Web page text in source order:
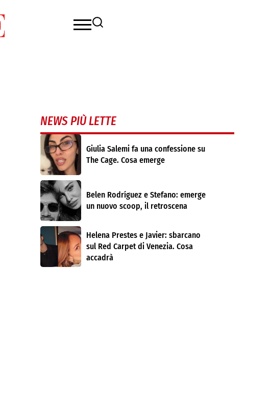
NEWS PIÙ LETTE
Giulia Salemi fa una confessione su
The Cage. Cosa emerge
Belen Rodríguez e Stefano: emerge
un nuovo scoop, il retroscena
Helena Prestes e Javier: sbarcano
sul Red Carpet di Venezia. Cosa
accadrà